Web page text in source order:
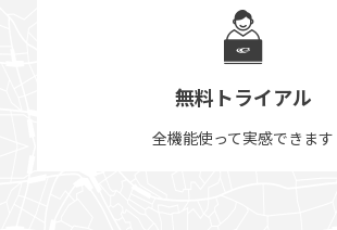
無料トライアル
全機能使って実感できます